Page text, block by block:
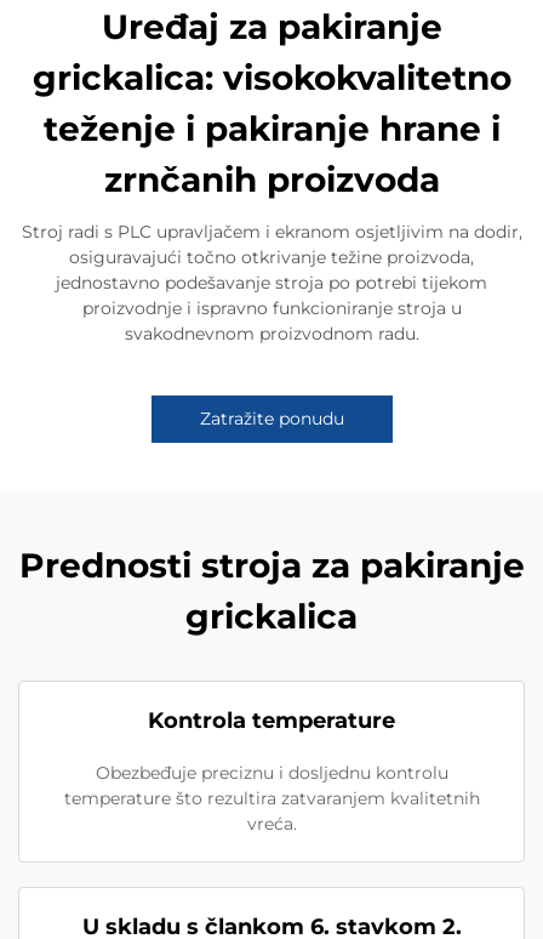
Uređaj za pakiranje
grickalica: visokokvalitetno
teženje i pakiranje hrane i
zrnčanih proizvoda
Stroj radi s PLC upravljačem i ekranom osjetljivim na dodir,
osiguravajući točno otkrivanje težine proizvoda,
jednostavno podešavanje stroja po potrebi tijekom
proizvodnje i ispravno funkcioniranje stroja u
svakodnevnom proizvodnom radu.
Zatražite ponudu
Prednosti stroja za pakiranje
grickalica
Kontrola temperature
Obezbeđuje preciznu i dosljednu kontrolu
temperature što rezultira zatvaranjem kvalitetnih
vreća.
U skladu s člankom 6. stavkom 2.